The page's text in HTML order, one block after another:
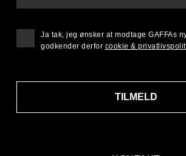
TILMELD
Ja tak, jeg ønsker at modtage GAFFAs
godkender derfor cookie &